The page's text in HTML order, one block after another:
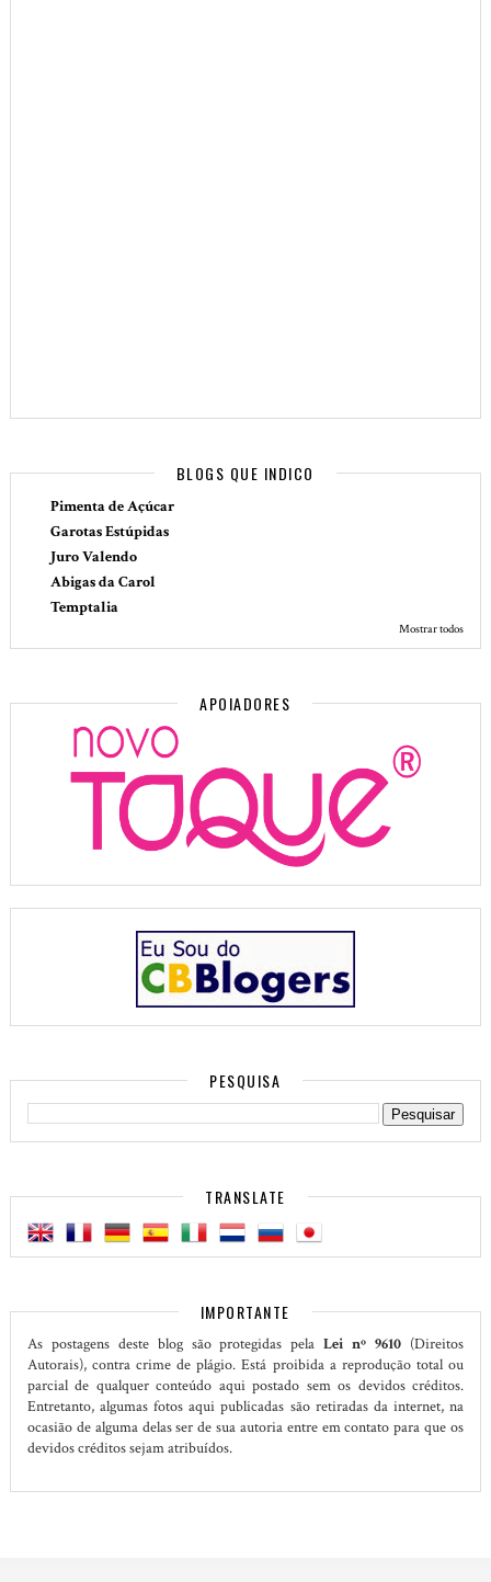
BLOGS QUE INDICO
Pimenta de Açúcar
Garotas Estúpidas
Juro Valendo
Abigas da Carol
Temptalia
Mostrar todos
APOIADORES
PESQUISA
TRANSLATE
IMPORTANTE
As postagens deste blog são protegidas pelaLei nº 9610 (Direitos
Autorais), contra crime de plágio. Está proibida a reprodução total ou
parcial de qualquer conteúdo aqui postado sem os devidos créditos.
Entretanto, algumas fotos aqui publicadas são retiradas da internet, na
ocasião de alguma delas ser de sua autoria entre em contato para que os
devidos créditos sejam atribuídos.